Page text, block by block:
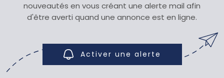
CONTACT
nouveautés en vous créant une alerte mail afin
d'être averti quand une annonce est en ligne.
Activer une alerte